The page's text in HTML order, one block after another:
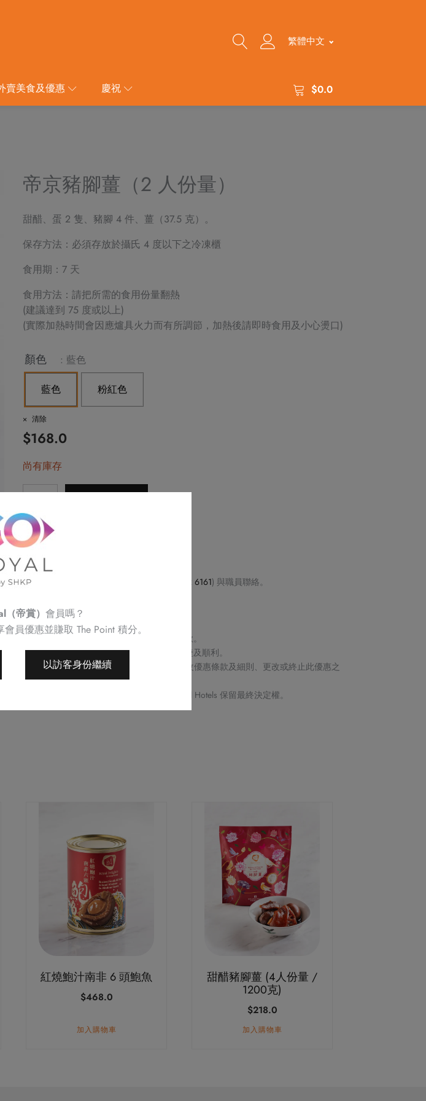
繁體中文
賣美食及優惠 慶祝 $0.0
帝京豬腳薑（2 人份量）
甜醋、蛋 2 隻、豬腳 4 件、薑（37.5 克）。
保存方法：必須存放於攝氏 4 度以下之冷凍櫃
食用期：7 天
食用方法：請把所需的食用份量翻熱
(建議達到 75 度或以上)
(實際加熱時間會因應爐具火力而有所調節，加熱後請即時食用及小心燙口)
顏色 : 藍色
藍色 粉紅色
清除
$168.0
尚有庫存
帝
京
豬
腳
薑
（2
份
量
Alternative:
條款與細則：
請預早 72 小時或之前預訂
2622 6161) 與職員聯絡。
不可補發、更換或購買其他產品。
訂單詳情將會透過電話或電郵確認。
訂單一經確認，不可更改、取消或退款。
請務必檢查所填資料，以確保交易快捷及順利。
Royal Delights by Royal Hotels 保留修改優惠條款及細則、更改或終止此優惠之
權利，恕不另行通知。
如有任何爭議，Royal Delights by Royal Hotels 保留最終決定權。
紅燒鮑汁南非 6 頭鮑魚
$468.0
加入購物車
甜醋豬腳薑 (4人份量 /
1200克)
$218.0
加入購物車
（帝賞） 會員嗎？
會員優惠並賺取 The Point 積分。
以訪客身份繼續